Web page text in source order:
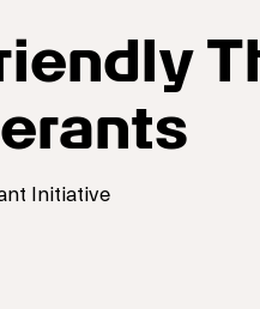
Initiative